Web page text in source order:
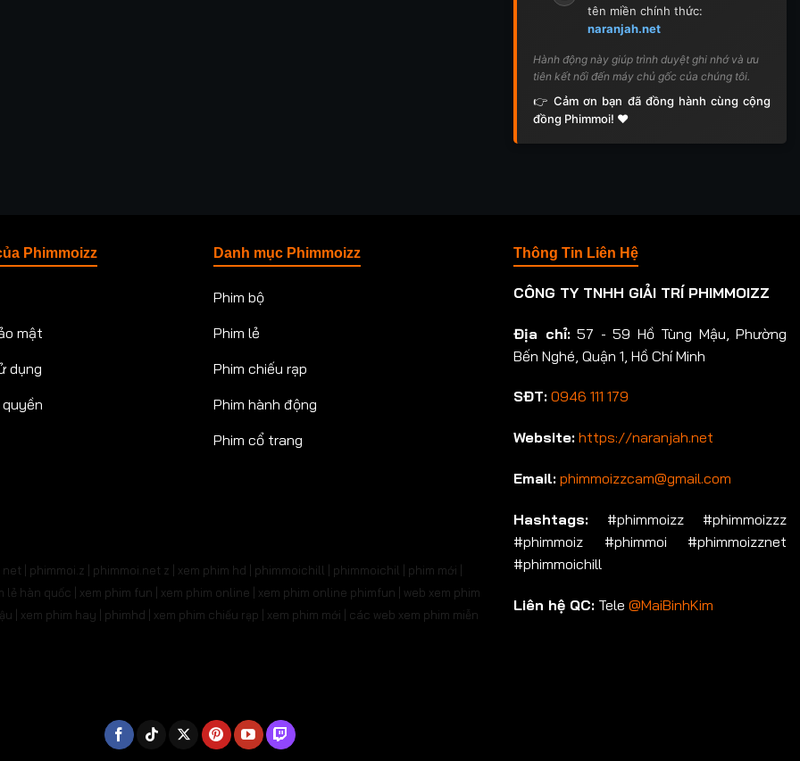
tên miền chính thức:
naranjah.net
Hành động này giúp trình duyệt ghi nhớ và ưu
tiên kết nối đến máy chủ gốc của chúng tôi.
👉 Cảm ơn bạn đã đồng hành cùng cộng
đồng Phimmoi! ❤️
Phimmoizz
mật
dụng
Danh mục Phimmoizz
Phim bộ
Phim lẻ
Phim chiếu rạp
Phim hành động
Phim cổ trang
| phimmoi.z | phimmoi.net z | xem phim hd | phimmoichill | phimmoichil | phim mới |
hàn quốc | xem phim fun | xem phim online | xem phim online phimfun | web xem phim
| xem phim hay | phimhd | xem phim chiếu rạp | xem phim mới | các web xem phim miễn
Thông Tin Liên Hệ
CÔNG TY TNHH GIẢI TRÍ PHIMMOIZZ
Địa chỉ:57 - 59 Hồ Tùng Mậu, Phường
Bến Nghé, Quận 1, Hồ Chí Minh
SĐT: 0946 111 179
Website: https://naranjah.net
Email: phimmoizzcam@gmail.com
Hashtags: #phimmoizz #phimmoizzz
#phimmoiz #phimmoi #phimmoizznet
#phimmoichill
Liên hệ QC: Tele @MaiBinhKim